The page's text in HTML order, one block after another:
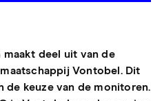
deel uit van de
Vontobel. Dit
keuze van de monitoren.